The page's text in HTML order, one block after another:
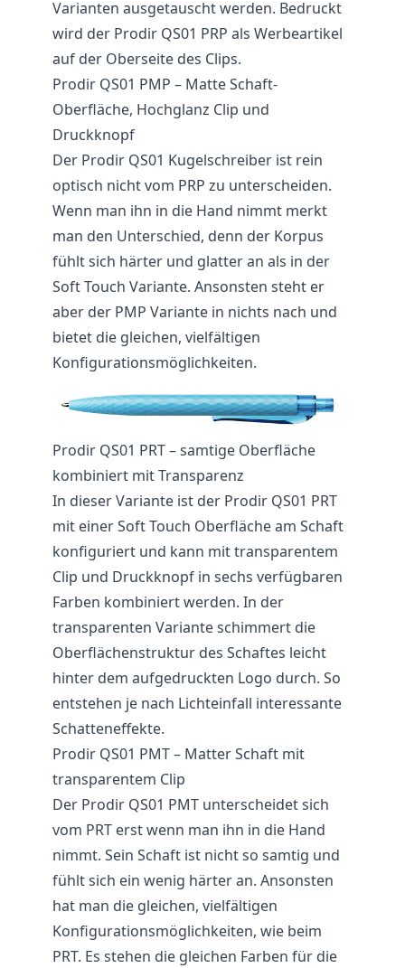
Varianten ausgetauscht werden. Bedruckt
wird der Prodir QS01 PRP als Werbeartikel
auf der Oberseite des Clips.
Prodir QS01 PMP – Matte Schaft-
Oberfläche, Hochglanz Clip und
Druckknopf
Der Prodir QS01 Kugelschreiber ist rein
optisch nicht vom PRP zu unterscheiden.
Wenn man ihn in die Hand nimmt merkt
man den Unterschied, denn der Korpus
fühlt sich härter und glatter an als in der
Soft Touch Variante. Ansonsten steht er
aber der PMP Variante in nichts nach und
bietet die gleichen, vielfältigen
Konfigurationsmöglichkeiten.
Prodir QS01 PRT – samtige Oberfläche
kombiniert mit Transparenz
In dieser Variante ist der Prodir QS01 PRT
mit einer Soft Touch Oberfläche am Schaft
konfiguriert und kann mit transparentem
Clip und Druckknopf in sechs verfügbaren
Farben kombiniert werden. In der
transparenten Variante schimmert die
Oberflächenstruktur des Schaftes leicht
hinter dem aufgedruckten Logo durch. So
entstehen je nach Lichteinfall interessante
Schatteneffekte.
Prodir QS01 PMT – Matter Schaft mit
transparentem Clip
Der Prodir QS01 PMT unterscheidet sich
vom PRT erst wenn man ihn in die Hand
nimmt. Sein Schaft ist nicht so samtig und
fühlt sich ein wenig härter an. Ansonsten
hat man die gleichen, vielfältigen
Konfigurationsmöglichkeiten, wie beim
PRT. Es stehen die gleichen Farben für die